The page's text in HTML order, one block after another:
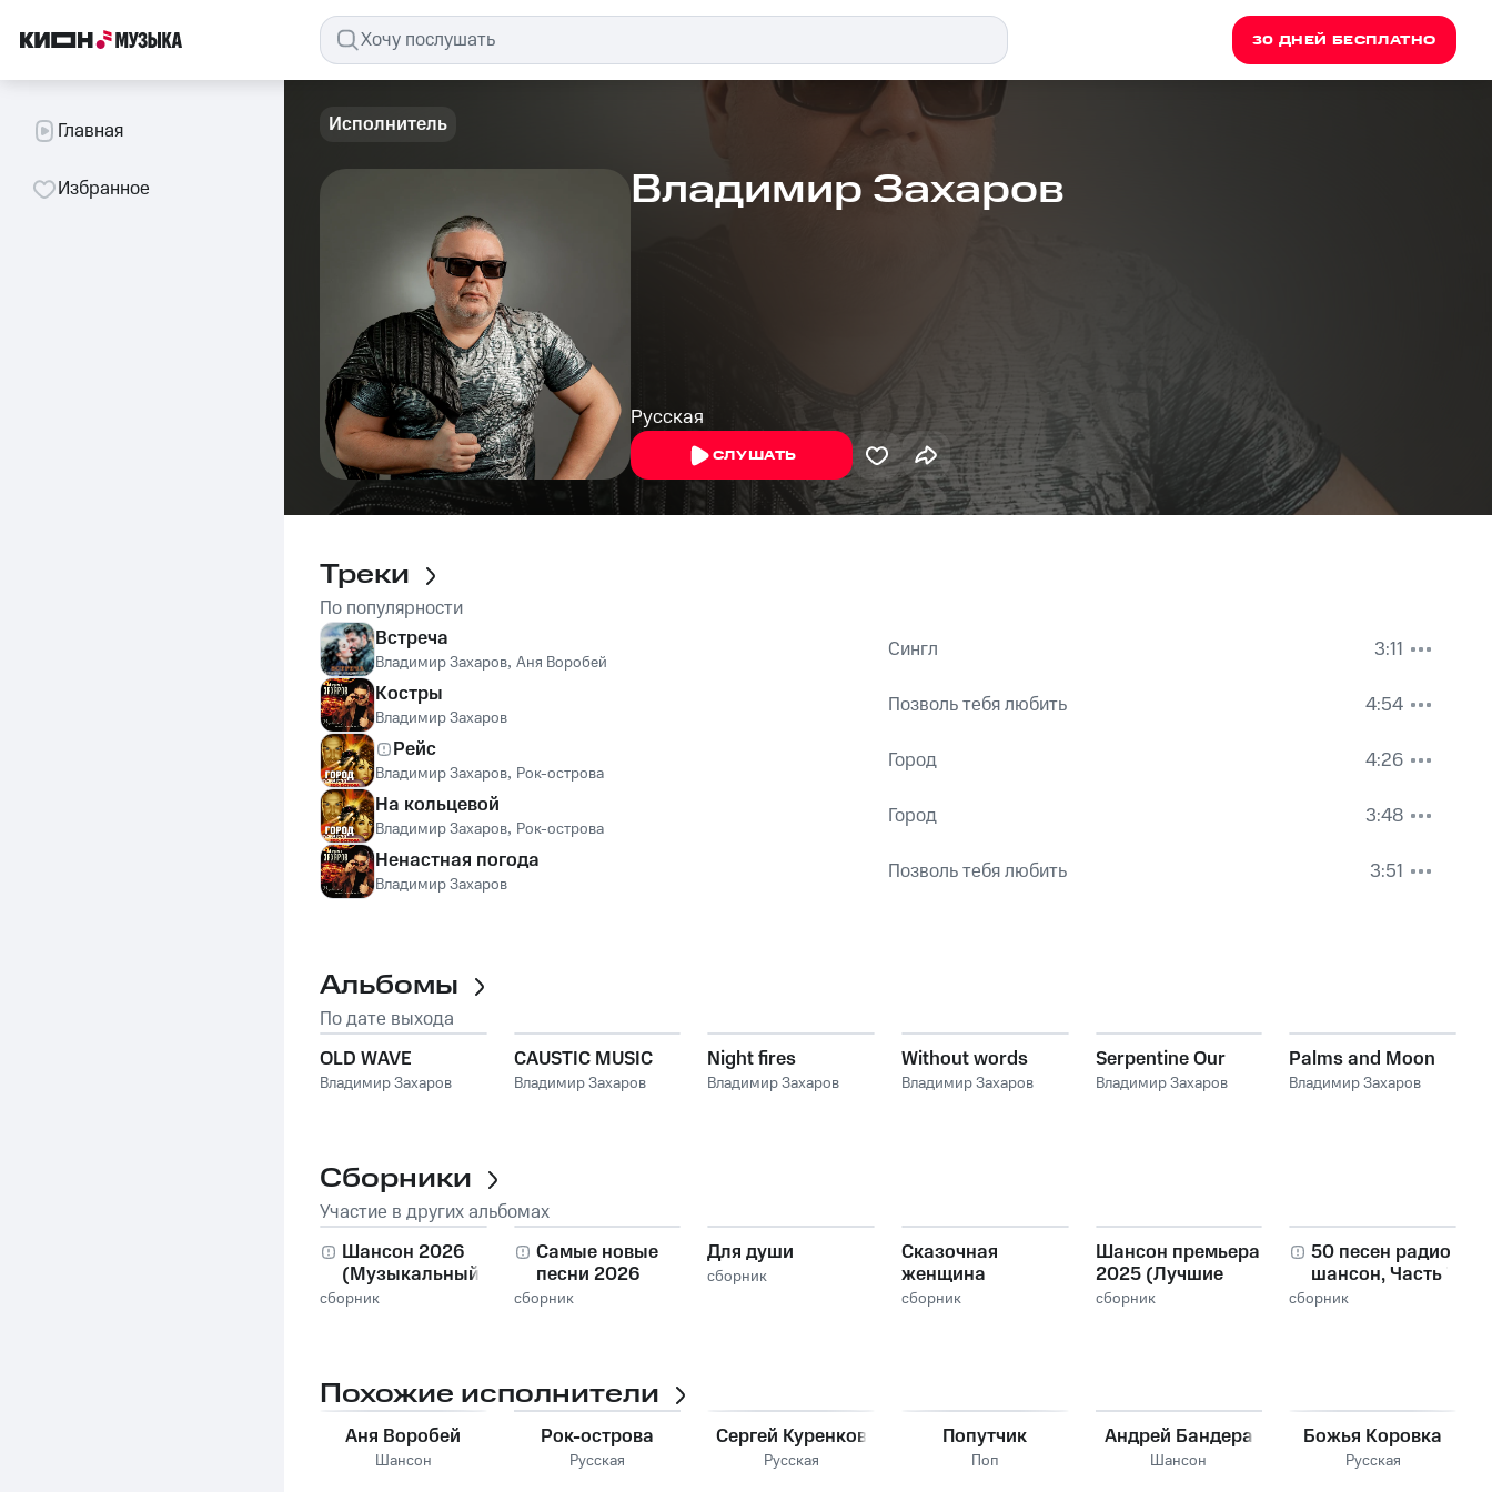
30 ДНЕЙ БЕСПЛАТНО
Главная
Избранное
Исполнитель
Владимир Захаров
Русская
СЛУШАТЬ
Треки
По популярности
Встреча
Владимир Захаров, Аня Воробей Сингл
3:11
Костры
Владимир Захаров Позволь тебя любить
4:54
Рейс
Владимир Захаров, Рок-острова Город
4:26
На кольцевой
Владимир Захаров, Рок-острова Город
3:48
Ненастная погода
Владимир Захаров Позволь тебя любить 3:51
Альбомы
По дате выхода
OLD WAVE
Владимир Захаров
CAUSTIC MUSIC
Владимир Захаров
Night fires
Владимир Захаров
Without words
Владимир Захаров
Serpentine Our
Владимир Захаров
Palms and Moon
Владимир Захаров
Сборники
Участие в других альбомах
Шансон 2026
(Музыкальный
хит-парад)
сборник
Самые новые
песни 2026
сборник
Для души
сборник
Сказочная
женщина
сборник
Шансон премьера
2025 (Лучшие
песни)
сборник
50 песен радио
шансон, Часть 7
сборник
Похожие исполнители
Аня Воробей
Шансон
Рок-острова
Русская
Сергей Куренков
Русская
Попутчик
Поп
Андрей Бандера
Шансон
Божья Коровка
Русская